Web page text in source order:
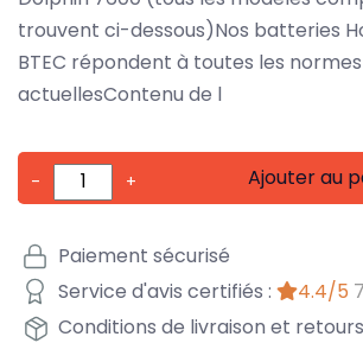
trouvent ci-dessous)Nos batteries
BTEC répondent à toutes les
actuellesContenu de l
- + Ajouter au
Paiement sécurisé
Service d'avis certifiés :
4.4/5
Conditions de livraison et retours